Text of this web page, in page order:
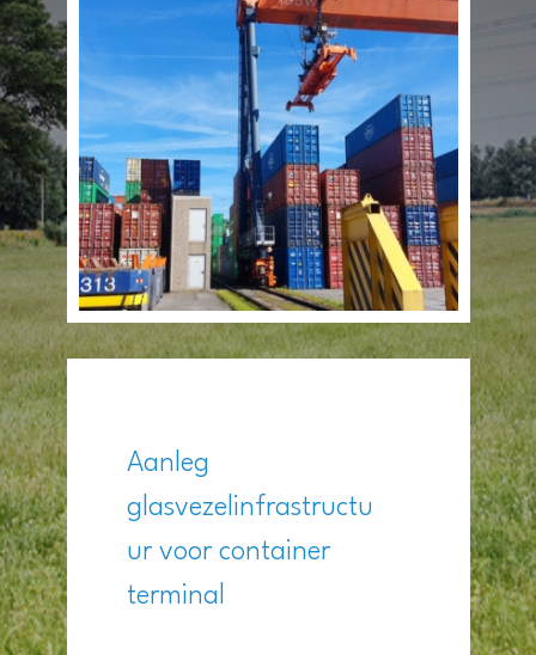
Aanleg
glasvezelinfrastructu
ur voor container
terminal